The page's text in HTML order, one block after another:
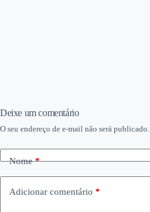
Deixe um comentário
O seu endereço de e-mail não será publicado.
Nome*
Adicionar comentário *